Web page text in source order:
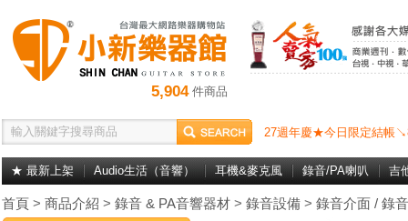
5,904件商品
27週年慶★今日限定結帳
★ 最新上架 Audio生活（音響） 耳機&麥克風 錄音/PA喇叭 吉
首頁 > 商品介紹 > 錄音 & PA音響器材 > 錄音設備 > 錄音介面 / 錄